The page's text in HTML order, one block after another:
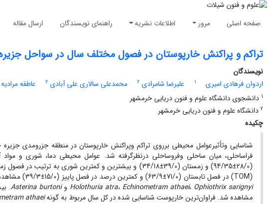
صفحه اصلی مرور اطلاعات نشریه راهنمای نویسندگان ارسال مقاله
تراکم و پراکنش خارپوستان در فصول مختلف سال در سواحل
نویسندگان
اردوان فرهادی امیری
1 علیرضا شامرادی 2 محمدعلی سالاری علی آبادی 2 عاطفه مرادیه
1 دانشجوی دانشگاه علوم و فنون دریایی خرمشهر
2 دانشگاه علوم و فنون دریایی خرمشهر
چکیده
شناسایی وتأثیرعوامل محیطی برروی تراکم وپراکنش خارپوستان در منطقه جزرومدی
فراساحلی، میان‌ ساحلی وفروساحلی درنظرگرفته شد. عوامل محیطی دما، شوری و
(TOM) در فصل تابستان (71/0±63/9) و کمترین درصد در فصل پاییز (15/0±39/3) مشاهده گردید. به ‌طور کلی چهار گونه خارپوست شناسایی گردید که عبارت بودند از:
Holothuria atra، Echinometram athaei، Ophiothrix sarignyi وAsterina burtoni
.
مشاهده شد. فراوان‌ترین خارپوست شناسایی شده در کل سال مربوط به گونهathaei